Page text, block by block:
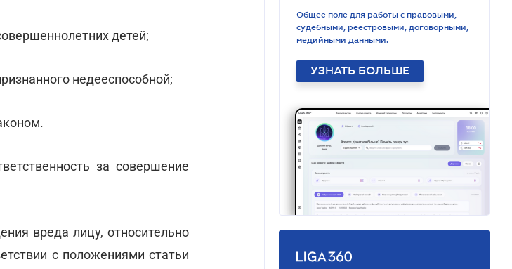
детей;
недееспособной;
за совершение
вреда лицу, относительно
с положениями статьи
Общее поле для работы с правовыми,
судебными, реестровыми, договорными,
медийными данными.
УЗНАТЬ БОЛЬШЕ